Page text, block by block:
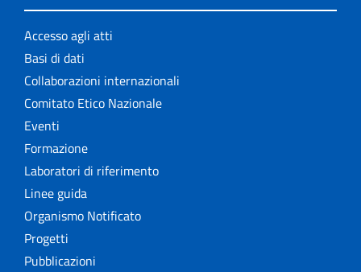
Accesso agli atti
Basi di dati
Collaborazioni internazionali
Comitato Etico Nazionale
Eventi
Formazione
Laboratori di riferimento
Linee guida
Organismo Notificato
Progetti
Pubblicazioni